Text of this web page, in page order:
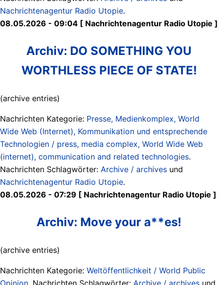
Nachrichtenagentur Radio Utopie.
08.05.2026 - 09:04 [ Nachrichtenagentur Radio Utopie ]
Archiv: DO SOMETHING YOU
WORTHLESS PIECE OF STATE!
(archive entries)
Nachrichten Kategorie: Presse, Medienkomplex, World
Wide Web (Internet), Kommunikation und entsprechende
Technologien / press, media complex, World Wide Web
(internet), communication and related technologies.
Nachrichten Schlagwörter: Archive / archives und
Nachrichtenagentur Radio Utopie.
08.05.2026 - 07:29 [ Nachrichtenagentur Radio Utopie ]
Archiv: Move your a**es!
(archive entries)
Nachrichten Kategorie: Weltöffentlichkeit / World Public
Opinion . Nachrichten Schlagwörter: Archive / archives und